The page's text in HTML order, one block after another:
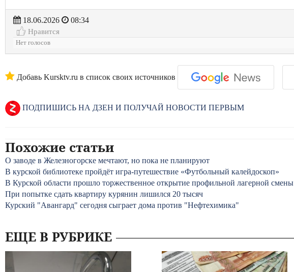
18.06.2026
08:34
Нравится
Нет голосов
Добавь Kursktv.ru в список своих источников
ПОДПИШИСЬ НА ДЗЕН И ПОЛУЧАЙ НОВОСТИ ПЕРВЫМ
Похожие статьи
О заводе в Железногорске мечтают, но пока не планируют
В курской библиотеке пройдёт игра-путешествие «Футбольный калейдоскоп»
В Курской области прошло торжественное открытие профильной лагерной смены
При попытке сдать квартиру курянин лишился 20 тысяч
Курский "Авангард" сегодня сыграет дома против "Нефтехимика"
ЕЩЕ В РУБРИКЕ